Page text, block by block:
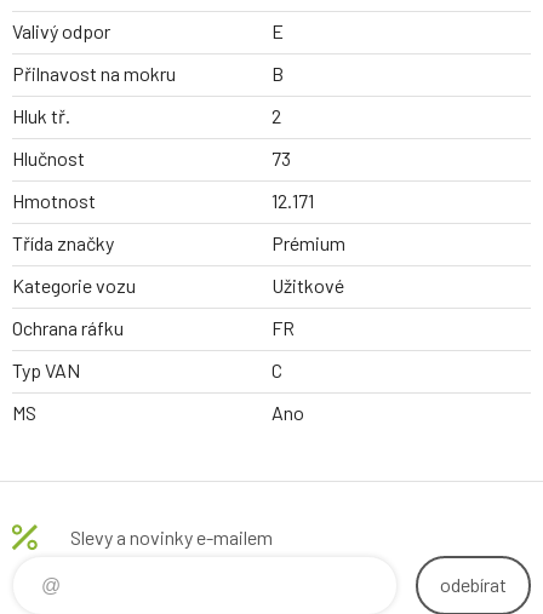
Valivý odpor
E
Přilnavost na mokru
B
Hluk tř.
2
Hlučnost
73
Hmotnost
12.171
Třída značky
Prémium
Kategorie vozu
Užitkové
Ochrana ráfku
FR
Typ VAN
C
MS
Ano
Slevy a novinky e-mailem
odebírat